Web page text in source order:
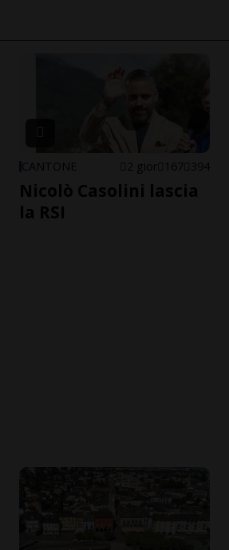
CANTONE 2 gior 167 394
Nicolò Casolini lascia
la RSI